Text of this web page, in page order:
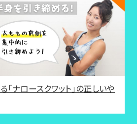
ナロースクワット」の正しいや